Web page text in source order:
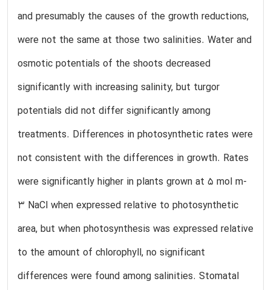
and presumably the causes of the growth reductions,
were not the same at those two salinities. Water and
osmotic potentials of the shoots decreased
significantly with increasing salinity, but turgor
potentials did not differ significantly among
treatments. Differences in photosynthetic rates were
not consistent with the differences in growth. Rates
were significantly higher in plants grown at 5 mol m-
3 NaCl when expressed relative to photosynthetic
area, but when photosynthesis was expressed relative
to the amount of chlorophyll, no significant
differences were found among salinities. Stomatal